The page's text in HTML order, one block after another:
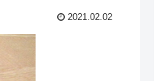
2021.02.02